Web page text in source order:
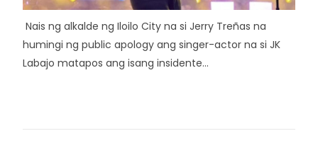
Nais ng alkalde ng Iloilo City na si Jerry Treñas na
humingi ng public apology ang singer-actor na si JK
Labajo matapos ang isang insidente...